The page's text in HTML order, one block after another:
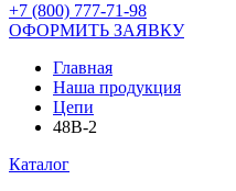
+7 (800) 777-71-98
ОФОРМИТЬ ЗАЯВКУ
Главная
Наша продукция
Цепи
48B-2
Каталог